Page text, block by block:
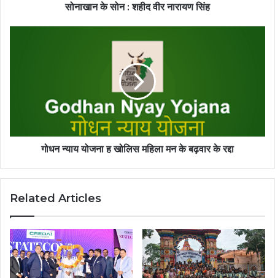
सोनाखान के सोन : शहीद वीर नारायण सिंह
गोधन न्याय योजना ह खोलिस महिला मन के बढ़वार के रद्दा
Related Articles